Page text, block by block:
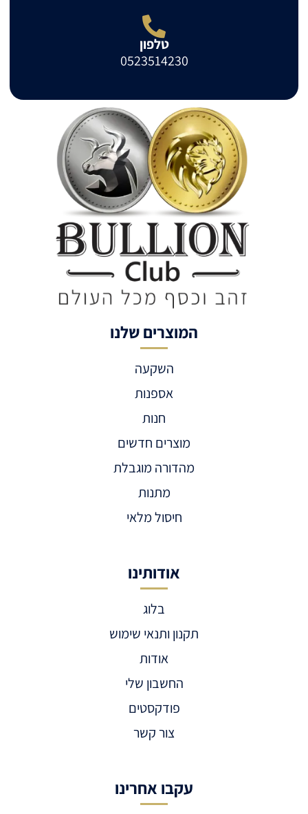
טלפון
0523514230
המוצרים שלנו
השקעה
אספנות
חנות
מוצרים חדשים
מהדורה מוגבלת
מתנות
חיסול מלאי
אודותינו
בלוג
תקנון ותנאי שימוש
אודות
החשבון שלי
פודקסטים
צור קשר
עקבו אחרינו